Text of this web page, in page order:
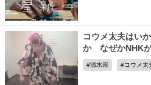
コウメ太夫はい
か なぜかNHK
清水崇 コウメ太